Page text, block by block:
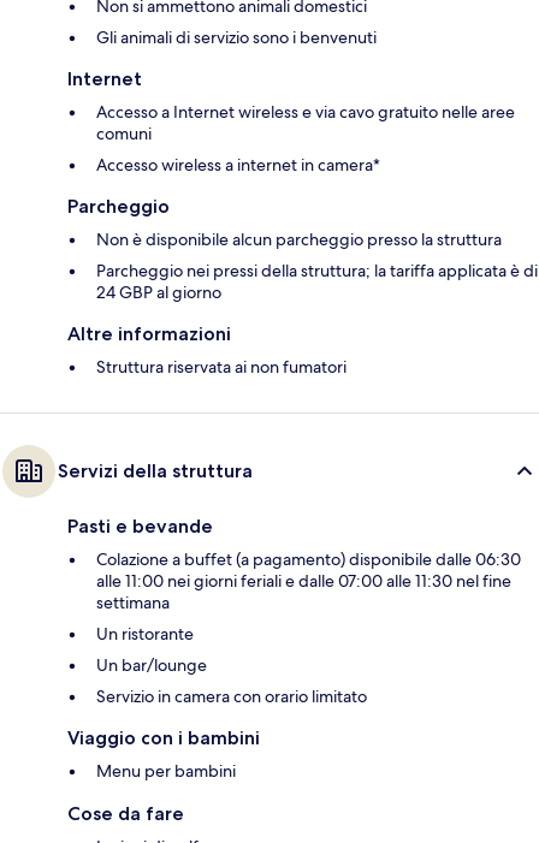
Non si ammettono animali domestici
Gli animali di servizio sono i benvenuti
Internet
Accesso a Internet wireless e via cavo gratuito nelle aree
comuni
Accesso wireless a internet in camera*
Parcheggio
Non è disponibile alcun parcheggio presso la struttura
Parcheggio nei pressi della struttura; la tariffa applicata è di
24 GBP al giorno
Altre informazioni
Struttura riservata ai non fumatori
Servizi della struttura
Pasti e bevande
Colazione a buffet (a pagamento) disponibile dalle 06:30
alle 11:00 nei giorni feriali e dalle 07:00 alle 11:30 nel fine
settimana
Un ristorante
Un bar/lounge
Servizio in camera con orario limitato
Viaggio con i bambini
Menu per bambini
Cose da fare